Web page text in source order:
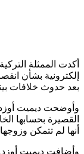
أكدت الممثلة
إلكترونية بشأن
بعد حدوث خلافات
وأوضحت ديميت
القصيرة بحسابها
أنها لم تتمكن
وأضافت ديميت